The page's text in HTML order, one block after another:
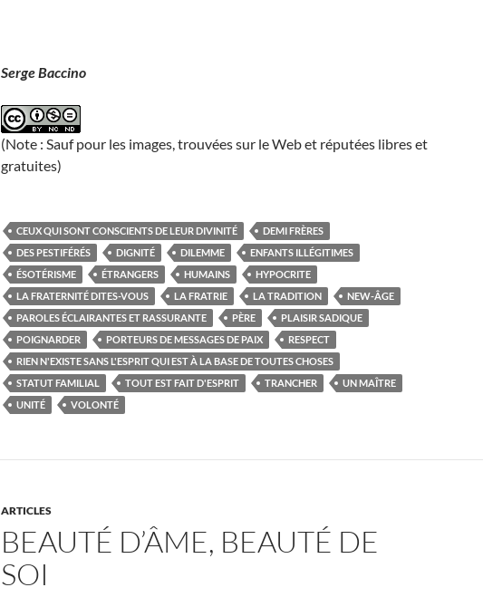
Serge Baccino
(Note : Sauf pour les images, trouvées sur le Web et réputées libres et
gratuites)
CEUX QUI SONT CONSCIENTS DE LEUR DIVINITÉ
DEMI FRÈRES
DES PESTIFÉRÉS
DIGNITÉ DILEMME
ENFANTS ILLÉGITIMES
ÉSOTÉRISME
ÉTRANGERS HUMAINS
HYPOCRITE
LA FRATERNITÉ DITES-VOUS
LA FRATRIE LA TRADITION
NEW-ÂGE
PAROLES ÉCLAIRANTES ET RASSURANTE
PÈRE
PLAISIR SADIQUE
POIGNARDER
PORTEURS DE MESSAGES DE PAIX
RESPECT
RIEN N'EXISTE SANS L'ESPRIT QUI EST À LA BASE DE TOUTES CHOSES
STATUT FAMILIAL
TOUT EST FAIT D'ESPRIT TRANCHER
UN MAÎTRE
UNITÉ
VOLONTÉ
ARTICLES
BEAUTÉ D’ÂME, BEAUTÉ DE
SOI